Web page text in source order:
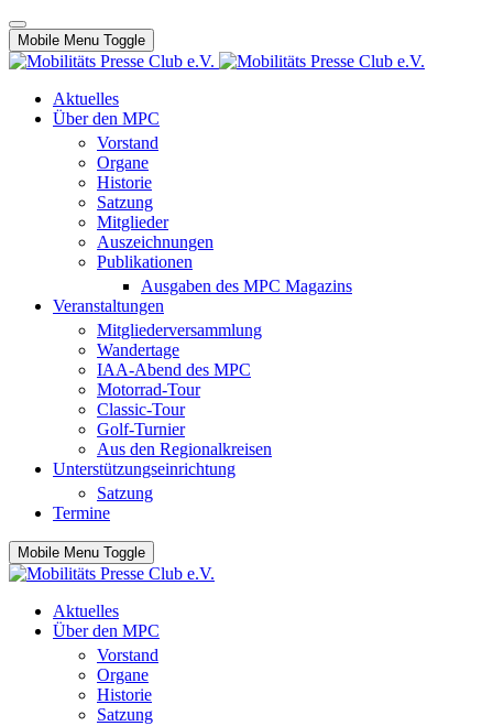
Mobile Menu Toggle
Aktuelles
Über den MPC
Vorstand
Organe
Historie
Satzung
Mitglieder
Auszeichnungen
Publikationen
Ausgaben des MPC Magazins
Veranstaltungen
Mitgliederversammlung
Wandertage
IAA-Abend des MPC
Motorrad-Tour
Classic-Tour
Golf-Turnier
Aus den Regionalkreisen
Unterstützungseinrichtung
Satzung
Termine
Mobile Menu Toggle
Aktuelles
Über den MPC
Vorstand
Organe
Historie
Satzung